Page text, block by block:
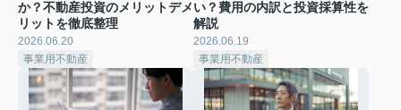
か？不動産投資のメリットデメ
リットを徹底整理
2026.06.20
事業用不動産
い？費用の内訳と投資採算性を
解説
2026.06.19
事業用不動産